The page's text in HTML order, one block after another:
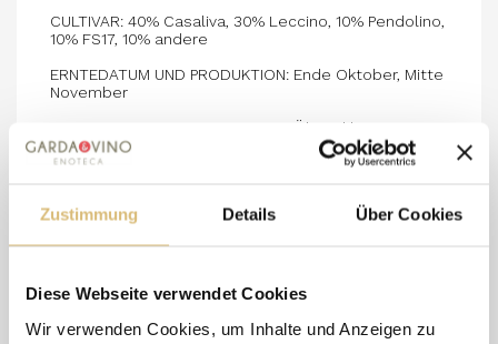
Zustimmung Details Über Cookies
Diese Webseite verwendet Cookies
Wir verwenden Cookies, um Inhalte und Anzeigen zu
CULTIVAR: 40% Casaliva, 30% Leccino, 10% Pendolino,
10% FS17, 10% andere
ERNTEDATUM UND PRODUKTION: Ende Oktober, Mitte
November
HERSTELLUNGSVERFAHREN: Das Öl wird bei einer
Temperatur von 23° mit kontinuierlichen Maschinen
extrahiert.
Säuregehalt (0,1% - 0,2%) gewonnen
Oliven, geprägt von Süße